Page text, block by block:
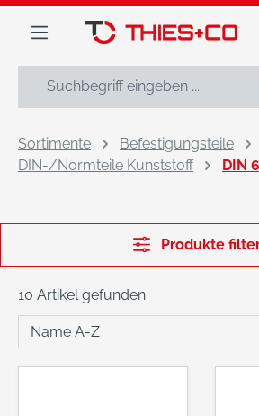
springen
Sortimente
Befestigungsteile
DIN-/Normteile Kunststoff
DIN
Produkte
10 Artikel gefunden